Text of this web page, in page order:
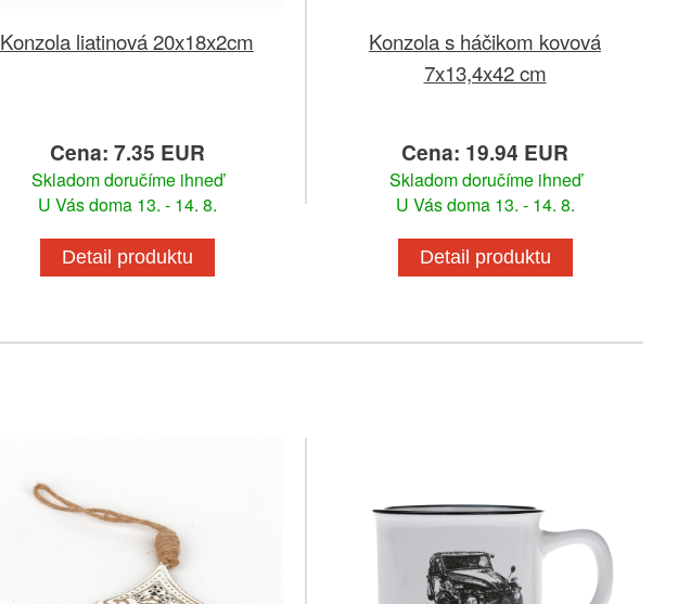
Konzola liatinová 20x18x2cm
Cena: 7.35 EUR
Skladom doručíme ihneď
U Vás doma 13. - 14. 8.
Detail produktu
Konzola s háčikom kovová
7x13,4x42 cm
Cena: 19.94 EUR
Skladom doručíme ihneď
U Vás doma 13. - 14. 8.
Detail produktu